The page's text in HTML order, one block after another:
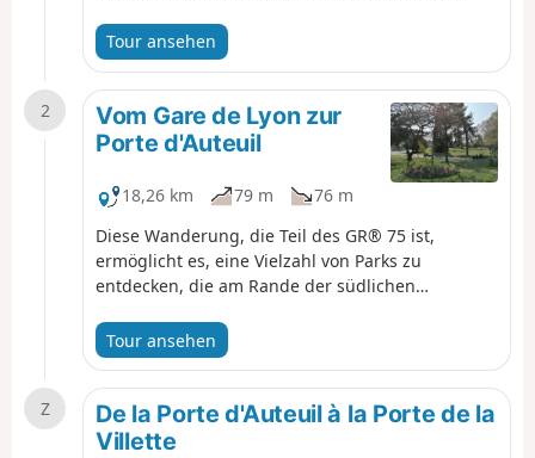
den Bois de Vincennes und kommt an mehreren
anderen bemerkenswerten Orten wie der
Philharmonie, der Cité des Sciences und dem
Friedhof Père Lachaise vorbei. Während man die
zahlreichen Parks durchquert, hat man das
Gefühl, weit weg von der Stadt zu sein, die doch
nur einen Katzensprung entfernt ist.
Tour ansehen
2
Vom Gare de Lyon zur
Porte d'Auteuil
18,26 km 79 m
76 m
Diese Wanderung, die Teil des GR® 75 ist,
ermöglicht es, eine Vielzahl von Parks zu
entdecken, die am Rande der südlichen
Zwischenetappe und ermöglicht es, den
südlichsten Teil desGR® zu erkunden. Es gibt
zahlreiche sehenswerte Orte entlang desGR®,
aber auch in der Umgebung, wie die Butte aux
Cailles, den Parc Montsouris oder den Jardin des
Tour ansehen
Z
De la Porte d'Auteuil à la Porte de la
Villette